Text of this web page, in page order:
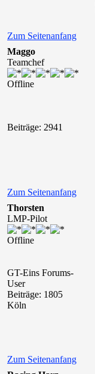
Zum Seitenanfang
Maggo
Teamchef
Offline
Beiträge: 2941
Zum Seitenanfang
Thorsten
LMP-Pilot
Offline
GT-Eins Forums-
User
Beiträge: 1805
Köln
Zum Seitenanfang